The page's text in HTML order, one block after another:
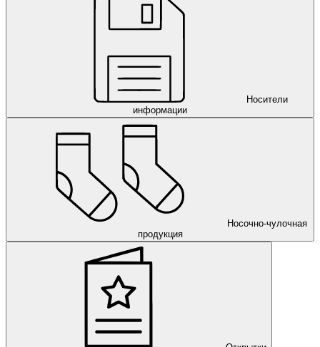
Носители
информации
Носочно-чулочная
продукция